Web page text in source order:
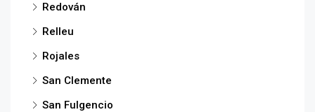
Redován
Relleu
Rojales
San Clemente
San Fulgencio